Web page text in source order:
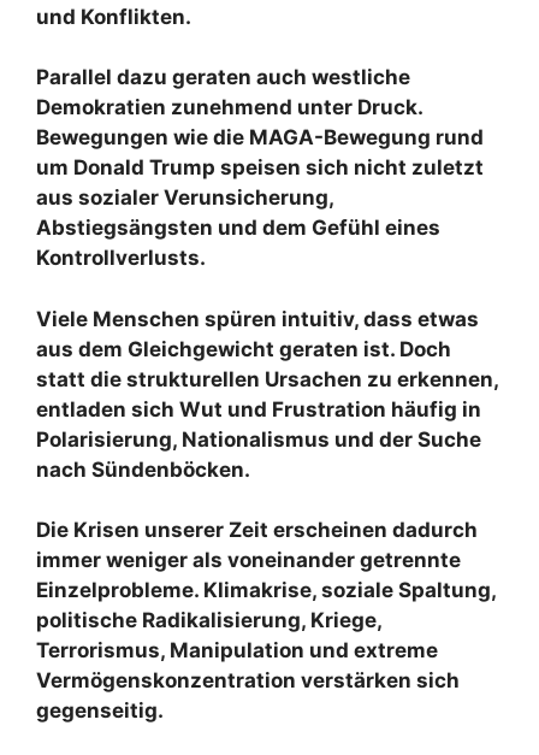
und Konflikten.
Parallel dazu geraten auch westliche
Demokratien zunehmend unter Druck.
Bewegungen wie die MAGA-Bewegung rund
um Donald Trump speisen sich nicht zuletzt
aus sozialer Verunsicherung,
Abstiegsängsten und dem Gefühl eines
Kontrollverlusts.
Viele Menschen spüren intuitiv, dass etwas
aus dem Gleichgewicht geraten ist. Doch
statt die strukturellen Ursachen zu erkennen,
entladen sich Wut und Frustration häufig in
Polarisierung, Nationalismus und der Suche
nach Sündenböcken.
Die Krisen unserer Zeit erscheinen dadurch
immer weniger als voneinander getrennte
Einzelprobleme. Klimakrise, soziale Spaltung,
politische Radikalisierung, Kriege,
Terrorismus, Manipulation und extreme
Vermögenskonzentration verstärken sich
gegenseitig.